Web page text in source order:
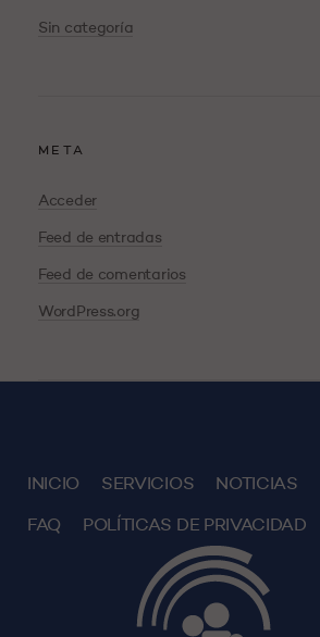
Sin categoría
META
Acceder
Feed de entradas
Feed de comentarios
WordPress.org
INICIO SERVICIOS NOTICIAS
FAQ POLÍTICAS DE PRIVACIDAD